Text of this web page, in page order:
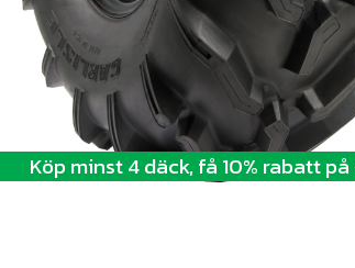
Köp minst 4 däck, få 10% rabatt